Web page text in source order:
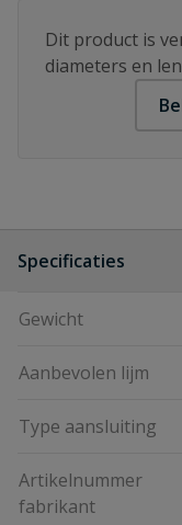
Dit product is
diameters en
Specificaties
Gewicht
Aanbevolen lijm
Type aansluiting
Artikelnummer
fabrikant